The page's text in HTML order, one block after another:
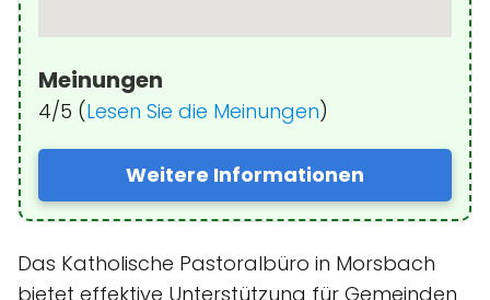
Meinungen
4/5 (Lesen Sie die Meinungen)
Weitere Informationen
Das Katholische Pastoralbüro in Morsbach
bietet effektive Unterstützung für Gemeinden